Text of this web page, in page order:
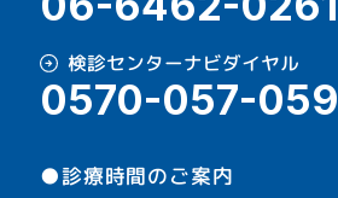
検診センターナビダイヤル
0570-057-059
●診療時間のご案内